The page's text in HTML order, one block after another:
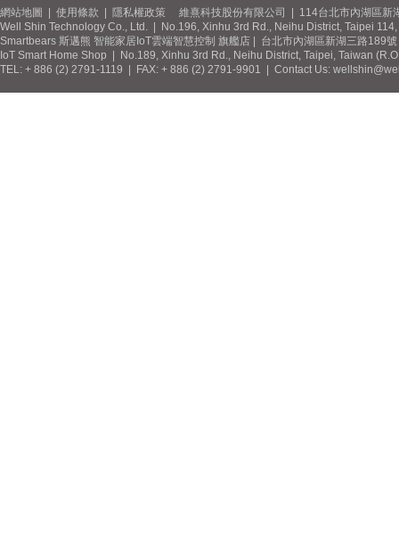
網站地圖 使用條款 隱私權政策 維熹科技股份有限公司 | 114台北市內湖區新
Well Shin Technology Co., Ltd. | No.196, Xinhu 3rd Rd., Neihu District, Taipei
Smartbears 斯邁熊 智能家居IoT雲端智慧控制 旗艦店 | 台北市內湖區新湖三路189
IoT Smart Home Shop | No.189, Xinhu 3rd Rd., Neihu District, Taipei, Taiwan
TEL: + 886 (2) 2791-1119 | FAX: + 886 (2) 2791-9901 | Contact Us: